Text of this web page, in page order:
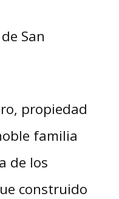
San
propiedad
familia
de los
construido